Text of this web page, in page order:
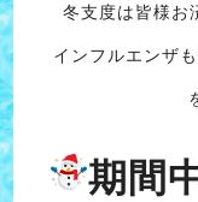
冬支度は皆様お
インフルエンザ
期間